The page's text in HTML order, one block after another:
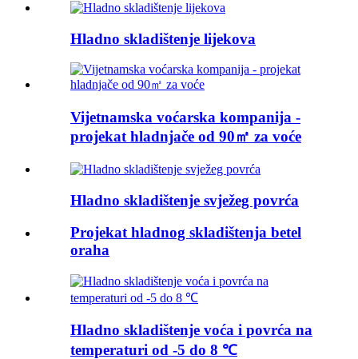
Hladno skladištenje lijekova
Vijetnamska voćarska kompanija -
projekat hladnjače od 90㎡ za voće
Hladno skladištenje svježeg povrća
Projekat hladnog skladištenja betel
oraha
Hladno skladištenje voća i povrća na
temperaturi od -5 do 8 ℃